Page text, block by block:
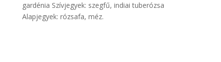
gardénia Szívjegyek: szegfű, indiai tuberózsa
Alapjegyek: rózsafa, méz.